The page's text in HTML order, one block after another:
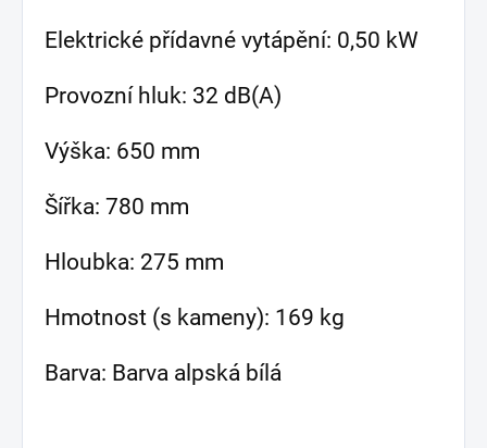
Elektrické přídavné vytápění: 0,50 kW
Provozní hluk: 32 dB(A)
Výška: 650 mm
Šířka: 780 mm
Hloubka: 275 mm
Hmotnost (s kameny): 169 kg
Barva: Barva alpská bílá